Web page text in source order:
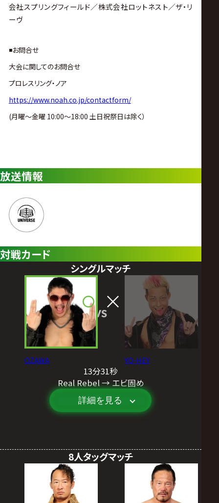
会社スプリングフィールド／株式会社ロットネスト／ザ・リ
ーヴ
◾️お問合せ
大会に関してのお問合せ
プロレスリング・ノア
https://www.noah.co.jp/contactform/
(月曜〜金曜 10:00〜18:00 土日祝祭日は除く）
放送情報
対戦カード
シングルマッチ
OZAWA
VS
YO-HEY
13分31秒
Real Rebel → エビ固め
詳細を見る
8人タッグマッチ